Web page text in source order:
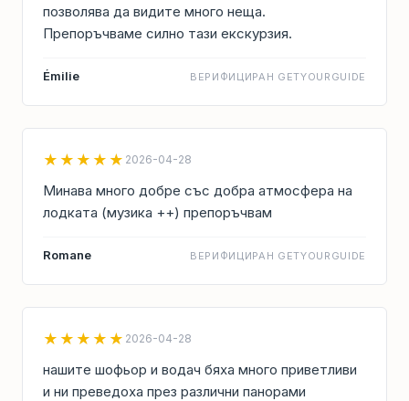
позволява да видите много неща.
Препоръчваме силно тази екскурзия.
Émilie ВЕРИФИЦИРАН GETYOURGUIDE
★★★★★ 2026-04-28
Минава много добре със добра атмосфера на
лодката (музика ++) препоръчвам
Romane ВЕРИФИЦИРАН GETYOURGUIDE
★★★★★ 2026-04-28
нашите шофьор и водач бяха много приветливи
и ни преведоха през различни панорами